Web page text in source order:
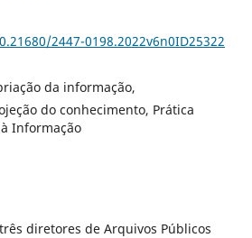
2447-0198.2022v6n0ID25322
da informação,
do conhecimento, Prática
Informação
diretores de Arquivos Públicos